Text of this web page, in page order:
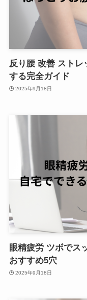
反り腰 改善 スト
する完全ガイド
2025年9月18日
眼精疲労 ツボでス
おすすめ5穴
2025年9月18日